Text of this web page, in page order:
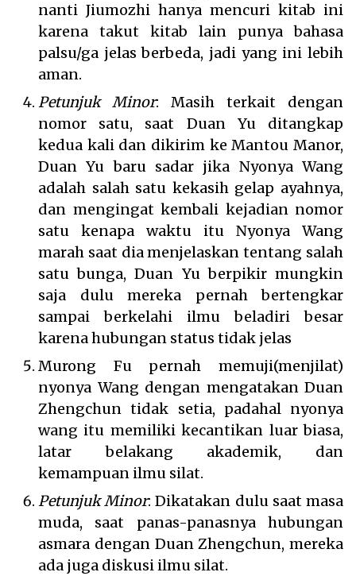
nanti Jiumozhi hanya mencuri kitab ini
karena takut kitab lain punya bahasa
palsu/ga jelas berbeda, jadi yang ini lebih
aman.
Petunjuk Minor: Masih terkait dengan
nomor satu, saat Duan Yu ditangkap
kedua kali dan dikirim ke Mantou Manor,
Duan Yu baru sadar jika Nyonya Wang
adalah salah satu kekasih gelap ayahnya,
dan mengingat kembali kejadian nomor
satu kenapa waktu itu Nyonya Wang
marah saat dia menjelaskan tentang salah
satu bunga, Duan Yu berpikir mungkin
saja dulu mereka pernah bertengkar
sampai berkelahi ilmu beladiri besar
karena hubungan status tidak jelas
Murong Fu pernah memuji(menjilat)
nyonya Wang dengan mengatakan Duan
Zhengchun tidak setia, padahal nyonya
wang itu memiliki kecantikan luar biasa,
latar belakang akademik, dan
kemampuan ilmu silat.
Petunjuk Minor: Dikatakan dulu saat masa
muda, saat panas-panasnya hubungan
asmara dengan Duan Zhengchun, mereka
ada juga diskusi ilmu silat.